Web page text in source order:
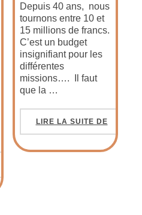
Depuis 40 ans, nous
tournons entre 10 et
15 millions de francs.
C’est un budget
insignifiant pour les
différentes
missions…. Il faut
que la …
LIRE LA SUITE DE